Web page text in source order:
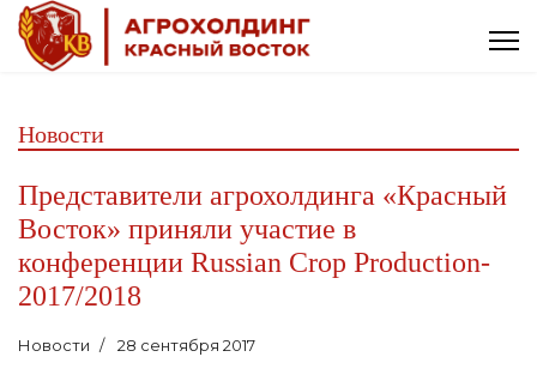
Новости
Представители агрохолдинга «Красный
Восток» приняли участие в
конференции Russian Crop Production-
2017/2018
Новости 28 сентября 2017